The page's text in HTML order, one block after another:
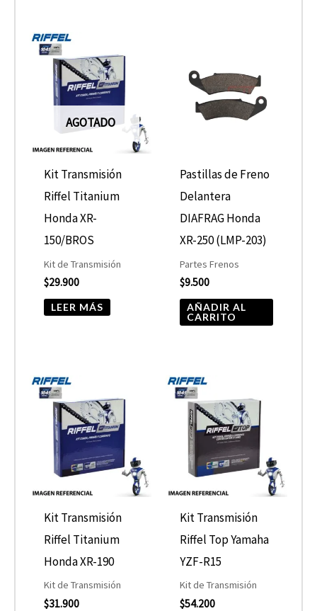
AGOTADO
Kit Transmisión
Riffel Titanium
Honda XR-
150/BROS
Kit de Transmisión
$29.900
LEER MÁS
Pastillas de Freno
Delantera
DIAFRAG Honda
XR-250 (LMP-203)
Partes Frenos
$9.500
AÑADIR AL
CARRITO
Kit Transmisión
Riffel Titanium
Honda XR-190
Kit de Transmisión
$31.900
Kit Transmisión
Riffel Top Yamaha
YZF-R15
Kit de Transmisión
$54.200